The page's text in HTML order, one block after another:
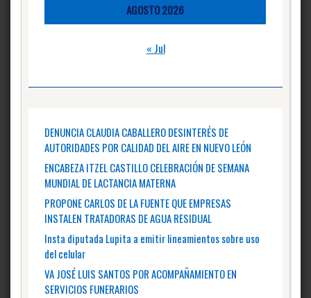
AGOSTO 2026
« Jul
DENUNCIA CLAUDIA CABALLERO DESINTERÉS DE
AUTORIDADES POR CALIDAD DEL AIRE EN NUEVO LEÓN
ENCABEZA ITZEL CASTILLO CELEBRACIÓN DE SEMANA
MUNDIAL DE LACTANCIA MATERNA
PROPONE CARLOS DE LA FUENTE QUE EMPRESAS
INSTALEN TRATADORAS DE AGUA RESIDUAL
Insta diputada Lupita a emitir lineamientos sobre uso
del celular
VA JOSÉ LUIS SANTOS POR ACOMPAÑAMIENTO EN
SERVICIOS FUNERARIOS